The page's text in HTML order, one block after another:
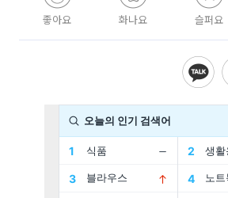
좋아요 화나요 슬퍼요